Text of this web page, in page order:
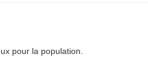
pour la population.